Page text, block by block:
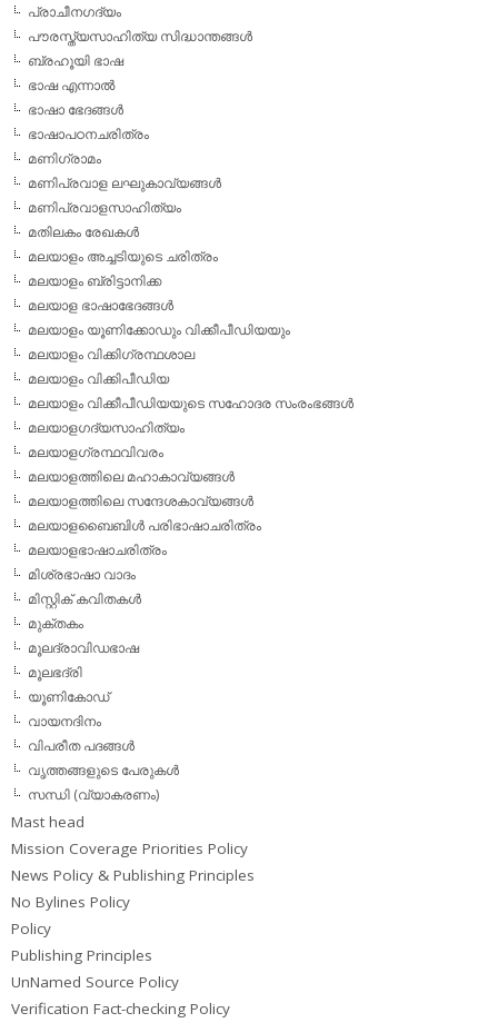
പ്രാചീനഗദ്യം
പൗരസ്ത്യസാഹിത്യ സിദ്ധാന്തങ്ങള്‍
ബ്രഹൂയി ഭാഷ
ഭാഷ എന്നാല്‍
ഭാഷാ ഭേദങ്ങള്‍
ഭാഷാപഠനചരിത്രം
മണിഗ്രാമം
മണിപ്രവാള ലഘുകാവ്യങ്ങള്‍
മണിപ്രവാളസാഹിത്യം
മതിലകം രേഖകള്‍
മലയാളം അച്ചടിയുടെ ചരിത്രം
മലയാളം ബ്രിട്ടാനിക്ക
മലയാള ഭാഷാഭേദങ്ങള്‍
മലയാളം യൂണിക്കോഡും വിക്കീപീഡിയയും
മലയാളം വിക്കിഗ്രന്ഥശാല
മലയാളം വിക്കിപീഡിയ
മലയാളം വിക്കീപീഡിയയുടെ സഹോദര സംരംഭങ്ങള്‍
മലയാളഗദ്യസാഹിത്യം
മലയാളഗ്രന്ഥവിവരം
മലയാളത്തിലെ മഹാകാവ്യങ്ങള്‍
മലയാളത്തിലെ സന്ദേശകാവ്യങ്ങള്‍
മലയാളബൈബിള്‍ പരിഭാഷാചരിത്രം
മലയാളഭാഷാചരിത്രം
മിശ്രഭാഷാ വാദം
മിസ്റ്റിക് കവിതകള്‍
മുക്തകം
മൂലദ്രാവിഡഭാഷ
മൂലഭദ്രി
യൂണികോഡ്
വായനദിനം
വിപരീത പദങ്ങള്‍
വൃത്തങ്ങളുടെ പേരുകള്‍
സന്ധി (വ്യാകരണം)
Mast head
Mission Coverage Priorities Policy
News Policy & Publishing Principles
No Bylines Policy
Policy
Publishing Principles
UnNamed Source Policy
Verification Fact-checking Policy